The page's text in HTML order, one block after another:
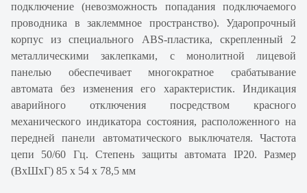
подключение (невозможность попадания подключаемого
проводника в заклеммное пространство). Ударопрочный
корпус из специального ABS-пластика, скрепленный 2
металлическими заклепками, с монолитной лицевой
панелью обеспечивает многократное срабатывание
автомата без изменения его характеристик. Индикация
аварийного отключения посредством красного
механического индикатора состояния, расположенного на
передней панели автоматического выключателя. Частота
цепи 50/60 Гц. Степень защиты автомата IP20. Размер
(ВхШхГ) 85 х 54 х 78,5 мм